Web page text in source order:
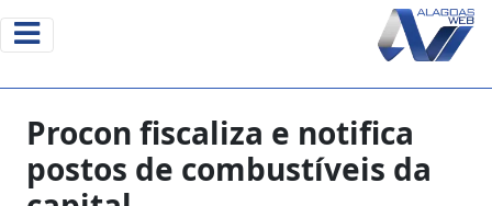
Procon fiscaliza e notifica
postos de combustíveis da